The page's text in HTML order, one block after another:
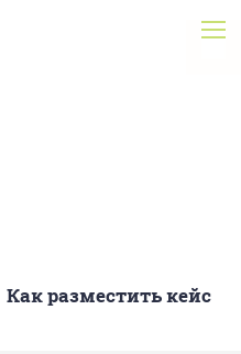
Как разместить кейс